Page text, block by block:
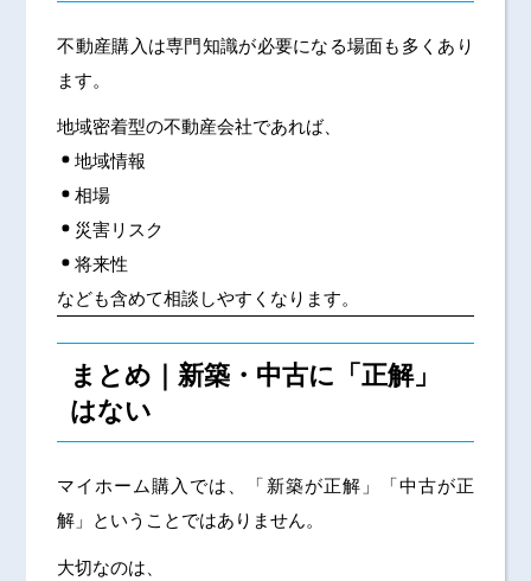
不動産購入は専門知識が必要になる場面も多くあり
ます。
地域密着型の不動産会社であれば、
地域情報
相場
災害リスク
将来性
なども含めて相談しやすくなります。
まとめ｜新築・中古に「正解」
はない
マイホーム購入では、「新築が正解」「中古が正
解」ということではありません。
大切なのは、